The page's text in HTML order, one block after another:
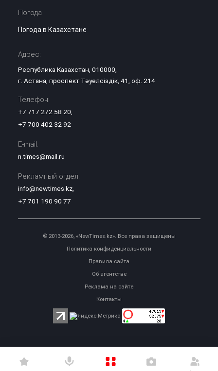
Погода
Погода в Казахстане
Адрес:
Республика Казахстан, 010000,
г. Астана, проспект Тәуелсіздік, 41, оф. 214
Телефон:
+7 717 272 58 20,
+7 700 402 32 92
E-mail:
n.times@mail.ru
Рекламный отдел:
info@newtimes.kz,
+7 701 190 90 77
© 2013-2026, «NewTimes.kz». Все права защищены
Политика конфиденциальности
Правила сайта
Об агентстве
Реклама на сайте
Контакты